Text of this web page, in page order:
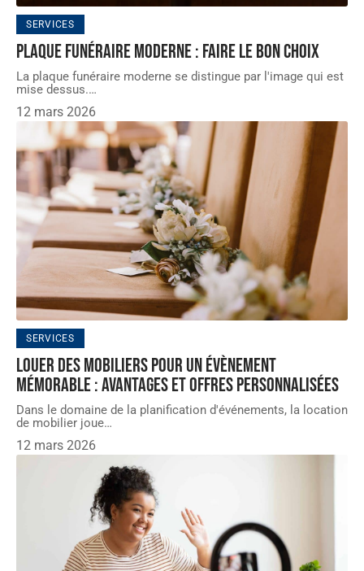
SERVICES
Plaque funéraire moderne : Faire le bon choix
La plaque funéraire moderne se distingue par l'image qui est
mise dessus.…
12 mars 2026
SERVICES
Louer des mobiliers pour un évènement
mémorable : avantages et offres personnalisées
Dans le domaine de la planification d'événements, la location
de mobilier joue…
12 mars 2026